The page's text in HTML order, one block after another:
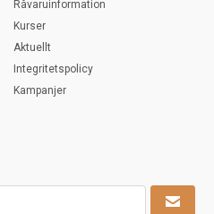
Råvaruinformation
Kurser
Aktuellt
Integritetspolicy
Kampanjer